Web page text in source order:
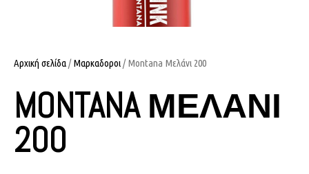
Αρχική σελίδα/Μαρκαδοροι/ Montana Μελάνι 200
MONTANA ΜΕΛΆΝΙ
200